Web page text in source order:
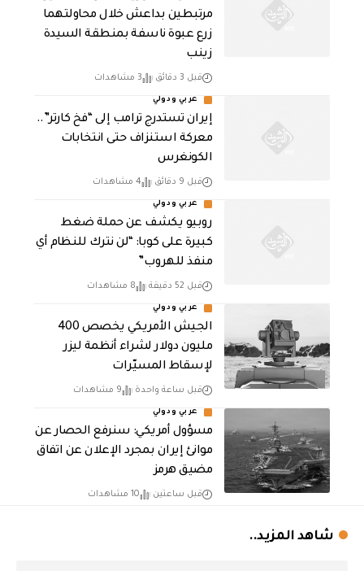
مرتبطين بداعش خلال محاولتهما
زرع عبوة ناسفة بمنطقة السيدة
زينب
قبل 3 دقائق 3 مشاهدات
عربي ودولي
إيران تستدرج ترامب إلى “فخ كارتر”..
معركة استنزاف حتى انتخابات
الكونغرس
قبل 9 دقائق 4 مشاهدات
عربي ودولي
روبيو يكشف عن حملة ضغط
كبيرة على كوبا: “لن نترك للنظام أي
منفذ للهروب”
قبل 52 دقيقة 8 مشاهدات
عربي ودولي
الجيش الأمريكي يخصص 400
مليون دولار لشراء أنظمة ليزر
لإسقاط المسيّرات
قبل ساعة واحدة 9 مشاهدات
عربي ودولي
مسؤول أمريكي: سنرفع الحصار عن
موانئ إيران بمجرد الإعلان عن اتفاق
مضيق هرمز
قبل ساعتين 10 مشاهدات
شاهد المزيد..